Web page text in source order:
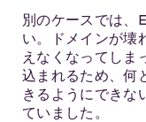
別のケースでは、
い。ドメインが壊
えなくなってしま
込まれるため、何
きるようにできな
ていました。